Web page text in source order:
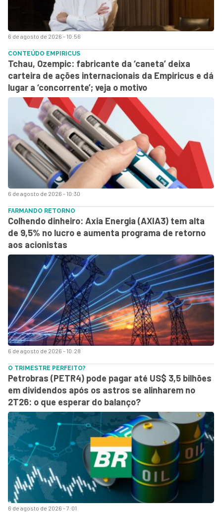
6 de agosto de 2026 - 10:56
6 de agosto de 2026 - 10:30
CONTEÚDO EMPIRICUS
Tchau, Ozempic: fabricante da ‘caneta’ deixa
carteira de ações internacionais da Empiricus e dá
lugar a ‘concorrente’; veja o motivo
6 de agosto de 2026 - 10:28
FARMANDO RETORNO
Colhendo dinheiro: Axia Energia (AXIA3) tem alta
de 9,5% no lucro e aumenta programa de retorno
aos acionistas
6 de agosto de 2026 - 7:01
O TRIMESTRE PERFEITO?
Petrobras (PETR4) pode pagar até US$ 3,5 bilhões
em dividendos após os astros se alinharem no
2T26: o que esperar do balanço?